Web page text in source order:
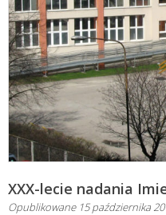
XXX-lecie nadania
Opublikowane 15 października